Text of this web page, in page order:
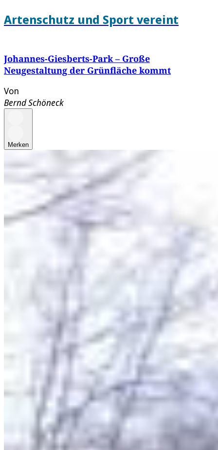
Artenschutz und Sport vereint
Johannes-Giesberts-Park – Große
Neugestaltung der Grünfläche kommt
Von
Bernd Schöneck
Merken